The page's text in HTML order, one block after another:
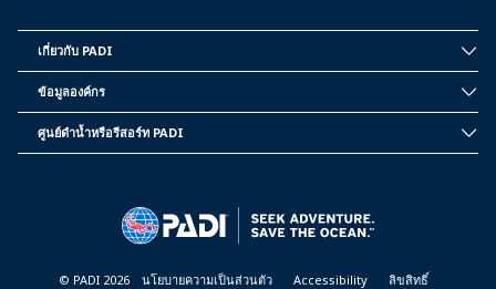
PADI
เกี่ยวกับ PADI
INFORMATION
ข้อมูลองค์กร
ศูนย์ดำน้ำหรือรีสอร์ท PADI
© PADI 2026 นโยบายความเป็นส่วนตัว Accessibility ลิขสิทธิ์